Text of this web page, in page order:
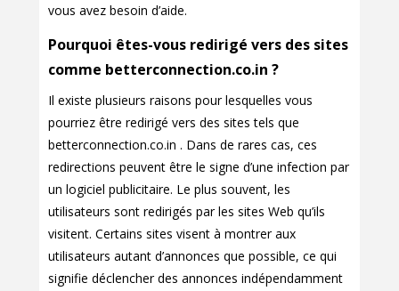
vous avez besoin d’aide.
Pourquoi êtes-vous redirigé vers des sites
comme betterconnection.co.in ?
Il existe plusieurs raisons pour lesquelles vous
pourriez être redirigé vers des sites tels que
betterconnection.co.in . Dans de rares cas, ces
redirections peuvent être le signe d’une infection par
un logiciel publicitaire. Le plus souvent, les
utilisateurs sont redirigés par les sites Web qu’ils
visitent. Certains sites visent à montrer aux
utilisateurs autant d’annonces que possible, ce qui
signifie déclencher des annonces indépendamment